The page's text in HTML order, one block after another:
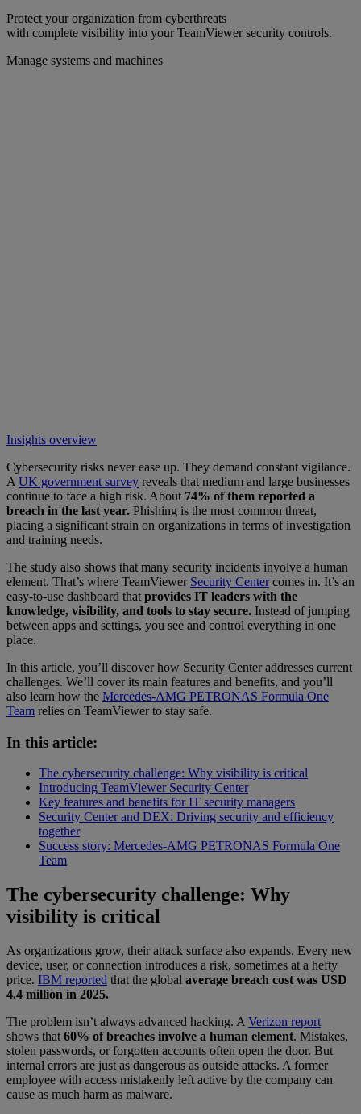
Protect your organization from cyberthreats
with complete visibility into your TeamViewer security controls.
Manage systems and machines
Insights overview
Cybersecurity risks never ease up. They demand constant vigilance.
A UK government survey reveals that medium and large businesses
continue to face a high risk. About 74% of them reported a
breach in the last year. Phishing is the most common threat,
placing a significant strain on organizations in terms of investigation
and training needs.
The study also shows that many security incidents involve a human
element. That’s where TeamViewer Security Centercomes in. It’s an
easy-to-use dashboard that provides IT leaders with the
knowledge, visibility, and tools to stay secure. Instead of jumping
between apps and settings, you see and control everything in one
place.
In this article, you’ll discover how Security Center addresses current
challenges. We’ll cover its main features and benefits, and you’ll
also learn how the Mercedes-AMG PETRONAS Formula One
Team relies on TeamViewer to stay safe.
In this article:
The cybersecurity challenge: Why visibility is critical
Introducing TeamViewer Security Center
Key features and benefits for IT security managers
Security Center and DEX: Driving security and efficiency
together
Success story: Mercedes-AMG PETRONAS Formula One
Team
The cybersecurity challenge: Why
visibility is critical
As organizations grow, their attack surface also expands. Every new
device, user, or connection introduces a risk, sometimes at a hefty
price. IBM reported that the global average breach cost was USD
4.4 million in 2025.
The problem isn’t always advanced hacking. A Verizon report
shows that 60% of breaches involve a human element. Mistakes,
stolen passwords, or forgotten accounts often open the door. But
internal errors are just as dangerous as outside attacks. A former
employee with access mistakenly left active by the company can
cause as much harm as malware.